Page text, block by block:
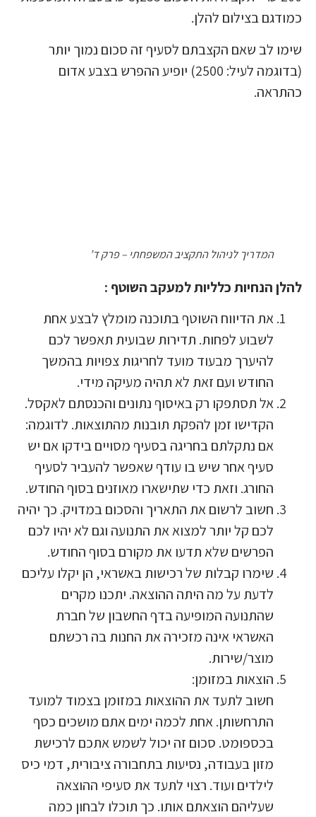
כמודגם בצילום להלן.
שימו לב שאם הקצבתם לסעיף זה סכום נמוך יותר
(בדוגמה לעיל: 2500) יופיע ההפרש בצבע אדום
כהתראה.
המדריך לניהול התקציב המשפחתי – פרק ד’
להלן הנחיות כלליות למעקב השוטף :
את הדיווח השוטף בתוכנה מומלץ לבצע אחת
לשבוע לפחות. תדירות שבועית תאפשר לכם
להיערך מבעוד מועד לחריגות צפויות בהמשך
החודש ועם זאת לא תהיה מעיקה מידי.
אל תסתפקו רק באיסוף נתונים והכנסתם לאקסל.
הקדישו זמן להפקת תובנות מהתוצאות. לדוגמה:
אם נתקלתם בחריגה בסעיף מסויים בידקו אם יש
סעיף אחר שיש בו עודף שאפשר להעביר לסעיף
החורג. וזאת כדי שתישארו מאוזנים בסוף החודש.
חשוב לרשום את התאריך והסכום במדויק. כך יהיה
לכם קל יותר למצוא את התנועה וגם לא יהיו לכם
הפרשים שלא תדעו את מקורם בסוף החודש.
שימרו קבלות של רכישות באשראי, הן יקלו עליכם
לדעת על מה היתה ההוצאה. יתכנו מקרים
שהתנועה המופיעה בדף החשבון של חברת
האשראי אינה מזכירה את החנות בה רכשתם
מוצר/שירות.
הוצאות במזומן:
חשוב לתעד את ההוצאות במזומן בצמוד למועד
התרחשותן. אחת לכמה ימים אתם מושכים כסף
בכספומט. סכום זה יכול לשמש אתכם לרכישת
מזון בעבודה, נסיעות בתחבורה ציבורית, דמי כיס
לילדים ועוד. רצוי לתעד את סעיפי ההוצאה
שעליהם הוצאתם אותו. כך תוכלו לבחון כמה